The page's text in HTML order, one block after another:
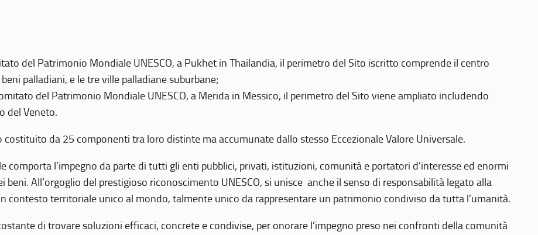
del Patrimonio Mondiale UNESCO, a Pukhet in Thailandia, il perimetro del Sito iscritto comprende il centro
palladiani, e le tre ville palladiane suburbane;
del Patrimonio Mondiale UNESCO, a Merida in Messico, il perimetro del Sito viene ampliato includendo
del Veneto.
da 25 componenti tra loro distinte ma accumunate dallo stesso Eccezionale Valore Universale.
comporta l’impegno da parte di tutti gli enti pubblici, privati, istituzioni, comunità e portatori d’interesse ed enormi
All’orgoglio del prestigioso riconoscimento UNESCO, si unisce anche il senso di responsabilità legato alla
contesto territoriale unico al mondo, talmente unico da rappresentare un patrimonio condiviso da tutta l’umanità.
di trovare soluzioni efficaci, concrete e condivise, per onorare l’impegno preso nei confronti della comunità